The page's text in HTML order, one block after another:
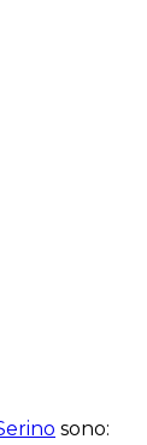
sono: